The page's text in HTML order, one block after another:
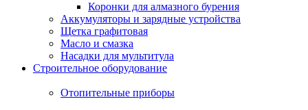
Коронки для алмазного бурения
Аккумуляторы и зарядные устройства
Щетка графитовая
Масло и смазка
Насадки для мультитула
Строительное оборудование
Отопительные приборы